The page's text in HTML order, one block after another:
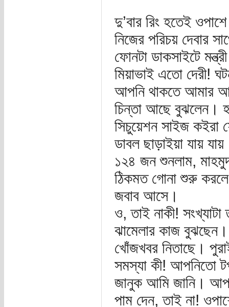
দু’বার রিং হতেই
নিজের পরিচয় দেবার
ফোনটা ডাকসাইটে
মিয়াভাই এতো দেরী!
আপনি থাকতে আমার
চিন্তা আছে বুঝলেন।
সিচুয়েশন সাইজ কইরা
ডাবল ছাড়াইয়া যায়
১২৪ জন শুনলাম,
ঠিকমত গোনা শুরু
জবাব আসে।
ও, তাই নাকী!
ঝামেলার কাজ বুঝছেন।
খোঁজখবর নিতাছে।
সমস্যা কী! আপনিতো
জানুক আমি জানি।
পাম দেন, তাই না!